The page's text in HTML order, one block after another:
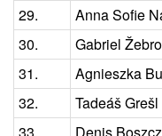
29.
Anna Sofie
30.
Gabriel
31.
Agnieszka
32.
Tadeáš Grešl